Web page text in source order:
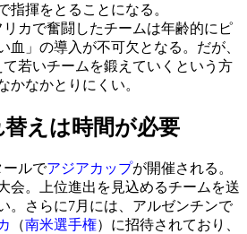
指揮をとることになる。
カで奮闘したチームは年齢的にピ
血」の導入が不可欠となる。だが、
て若いチームを鍛えていくという方
かなかとりにくい。
えは時間が必要
ルでアジアカップが開催される。
会。上位進出を見込めるチームを送
。さらに7月には、アルゼンチンで
（南米選手権）に招待されており、